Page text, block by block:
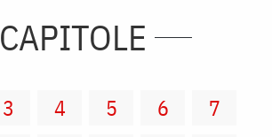
CAPITOLE
3 4 5 6
7